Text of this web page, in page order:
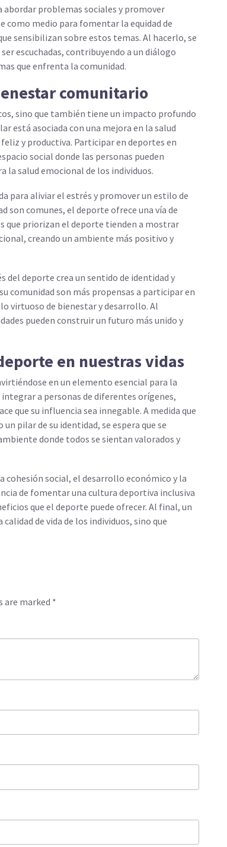
problemas sociales y promover
medio para fomentar la equidad de
sensibilizan sobre estos temas. Al hacerlo, se
escuchadas, contribuyendo a un diálogo
que enfrenta la comunidad.
comunitario
sino que también tiene un impacto profundo
está asociada con una mejora en la salud
y productiva. Participar en deportes en
social donde las personas pueden
la salud emocional de los individuos.
para aliviar el estrés y promover un estilo de
son comunes, el deporte ofrece una vía de
que priorizan el deporte tienden a mostrar
creando un ambiente más positivo y
deporte crea un sentido de identidad y
comunidad son más propensas a participar en
virtuoso de bienestar y desarrollo. Al
pueden construir un futuro más unido y
en nuestras vidas
en un elemento esencial para la
integrar a personas de diferentes orígenes,
que su influencia sea innegable. A medida que
pilar de su identidad, se espera que se
donde todos se sientan valorados y
social, el desarrollo económico y la
de fomentar una cultura deportiva inclusiva
que el deporte puede ofrecer. Al final, un
de vida de los individuos, sino que
are marked *